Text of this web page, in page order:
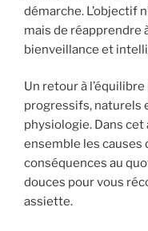
démarche. L’objectif
mais de réapprendre
bienveillance et
Un retour à
progressifs, naturels
physiologie. Dans
ensemble les causes
conséquences au
douces pour vous
assiette.